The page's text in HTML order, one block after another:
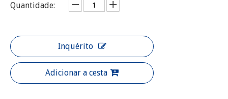
Quantidade:
Inquérito
Adicionar a cesta